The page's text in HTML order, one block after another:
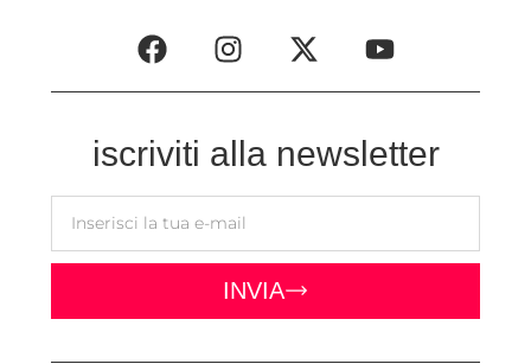
iscriviti alla newsletter
INVIA